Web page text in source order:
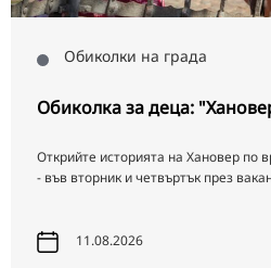
Обиколки на града
Обиколка за деца:
Открийте историята на Хановер по
- във вторник и четвъртък през
11.08.2026